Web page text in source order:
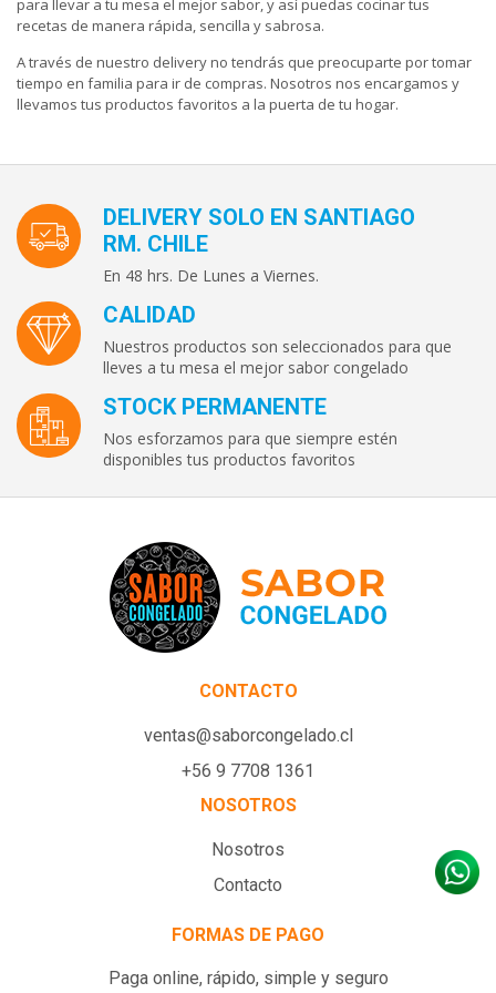
para llevar a tu mesa el mejor sabor, y así puedas cocinar tus
recetas de manera rápida, sencilla y sabrosa.
A través de nuestro delivery no tendrás que preocuparte por tomar
tiempo en familia para ir de compras. Nosotros nos encargamos y
llevamos tus productos favoritos a la puerta de tu hogar.
DELIVERY SOLO EN SANTIAGO
RM. CHILE
En 48 hrs. De Lunes a Viernes.
CALIDAD
Nuestros productos son seleccionados para que
lleves a tu mesa el mejor sabor congelado
STOCK PERMANENTE
Nos esforzamos para que siempre estén
disponibles tus productos favoritos
CONTACTO
ventas@saborcongelado.cl
+56 9 7708 1361
NOSOTROS
Nosotros
Contacto
FORMAS DE PAGO
Paga online, rápido, simple y seguro